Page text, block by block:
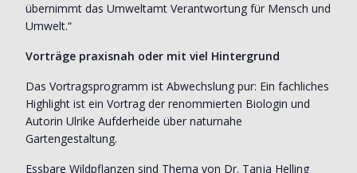
übernimmt das Umweltamt Verantwortung für Mensch und
Umwelt.“
Vorträge praxisnah oder mit viel Hintergrund
Das Vortragsprogramm ist Abwechslung pur: Ein fachliches
Highlight ist ein Vortrag der renommierten Biologin und
Autorin Ulrike Aufderheide über naturnahe
Gartengestaltung.
Essbare Wildpflanzen sind Thema von Dr. Tanja Helling